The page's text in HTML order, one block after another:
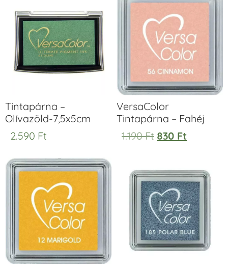
Tintapárna –
Olívazöld-7,5x5cm
2.590 Ft
VersaColor
Tintapárna – Fahéj
1.190Ft 830 Ft